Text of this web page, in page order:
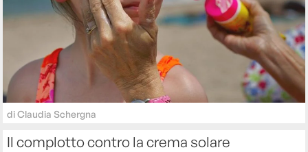
diClaudia Schergna
Il complotto contro la crema solare